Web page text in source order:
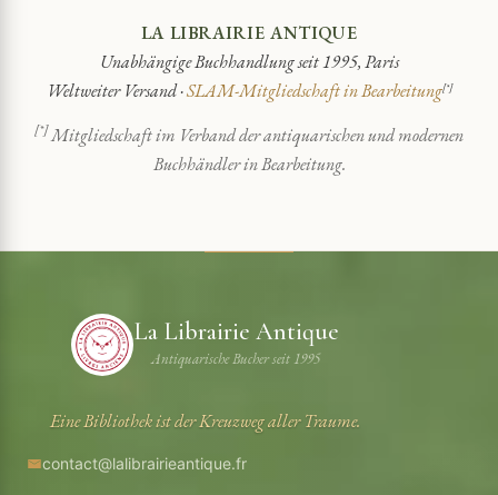
LA LIBRAIRIE ANTIQUE
Unabhängige Buchhandlung seit 1995, Paris
Weltweiter Versand ·SLAM-Mitgliedschaft in Bearbeitung[*]
[*]Mitgliedschaft im Verband der antiquarischen und modernen
Buchhändler in Bearbeitung.
La Librairie Antique
Antiquarische Bucher seit 1995
Eine Bibliothek ist der Kreuzweg aller Traume.
contact@lalibrairieantique.fr